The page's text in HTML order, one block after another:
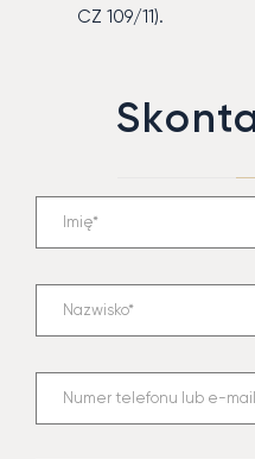
CZ 109/11).